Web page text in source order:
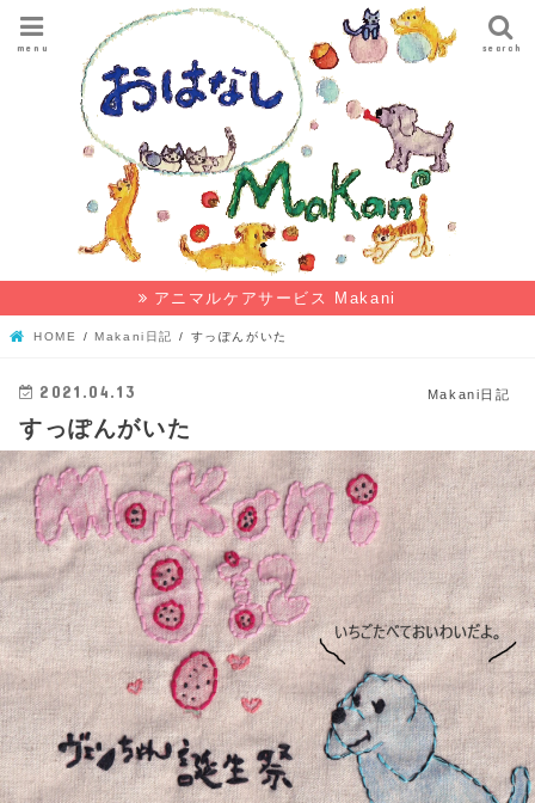
search
menu
アニマルケアサービス Makani
HOME Makani日記 すっぽんがいた
Makani日記
2021.04.13
すっぽんがいた